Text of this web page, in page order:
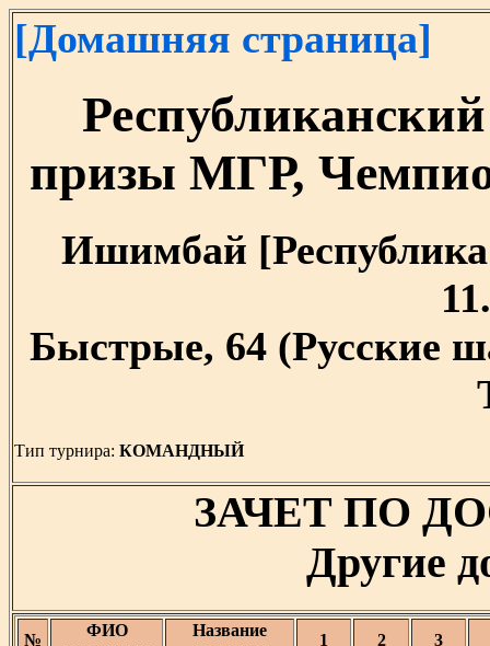
[Домашняя страница]
призы МГР,
Ишимбай
Быстрые, 64 (Русские
Тип турнира: КОМАНДНЫЙ
ЗАЧЕТ ПО
Другие
№
ФИО
Название
1 2 3